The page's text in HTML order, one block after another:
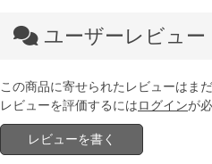
ユーザーレビュー
この商品に寄せられたレビューはまだ
レビューを評価するにはログインが
レビューを書く